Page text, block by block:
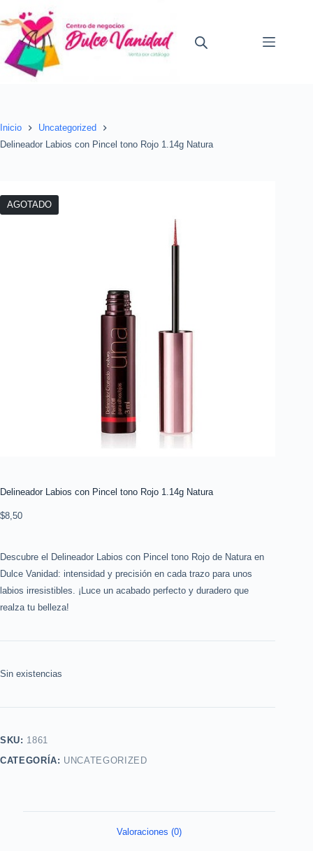
al
contenido
Inicio
Uncategorized
Delineador Labios con Pincel tono Rojo 1.14g Natura
AGOTADO
Delineador Labios con Pincel tono Rojo 1.14g Natura
$8,50
Descubre el Delineador Labios con Pincel tono Rojo de Natura en
Dulce Vanidad: intensidad y precisión en cada trazo para unos
labios irresistibles. ¡Luce un acabado perfecto y duradero que
realza tu belleza!
Sin existencias
SKU: 1861
CATEGORÍA: UNCATEGORIZED
Valoraciones (0)